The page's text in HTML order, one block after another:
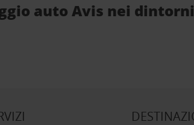
auto Avis nei dintorni